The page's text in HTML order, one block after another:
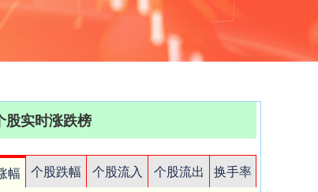
股实时涨跌榜
幅 个股跌幅 个股流入 个股流出
换手率